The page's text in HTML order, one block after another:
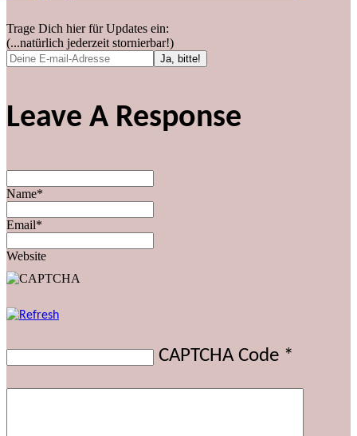
Trage Dich hier für Updates ein:
(...natürlich jederzeit stornierbar!)
Leave A Response
Name*
Email*
Website
CAPTCHA Code *